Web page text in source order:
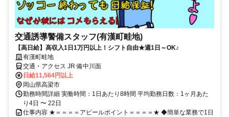
交通誘導警備スタッフ(有漢町畦地)
【高日給】高収入1日1万円以上！シフト自由★週1日～OK♪
有漢町畦地
交通・アクセス JR 備中川面
日給11,564円以上
岡山県高梁市
勤務時間詳細 実働時間：1日あたり8時間 平均勤務日数：1ヶ月あた
り4日 〜 22日
仕事内容 ★＝＝＝＝アピールポイント＝＝＝＝★ ◆簡単な業務で1日